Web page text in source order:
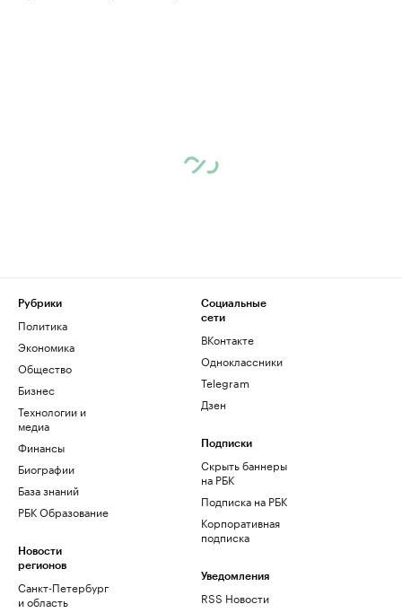
Рубрики
Политика
Экономика
Общество
Бизнес
Технологии и
медиа
Финансы
Биографии
База знаний
РБК Образование
Новости
регионов
Санкт-Петербург
и область
Социальные
сети
ВКонтакте
Одноклассники
Telegram
Дзен
Подписки
Скрыть баннеры
на РБК
Подписка на РБК
Корпоративная
подписка
Уведомления
RSS Новости